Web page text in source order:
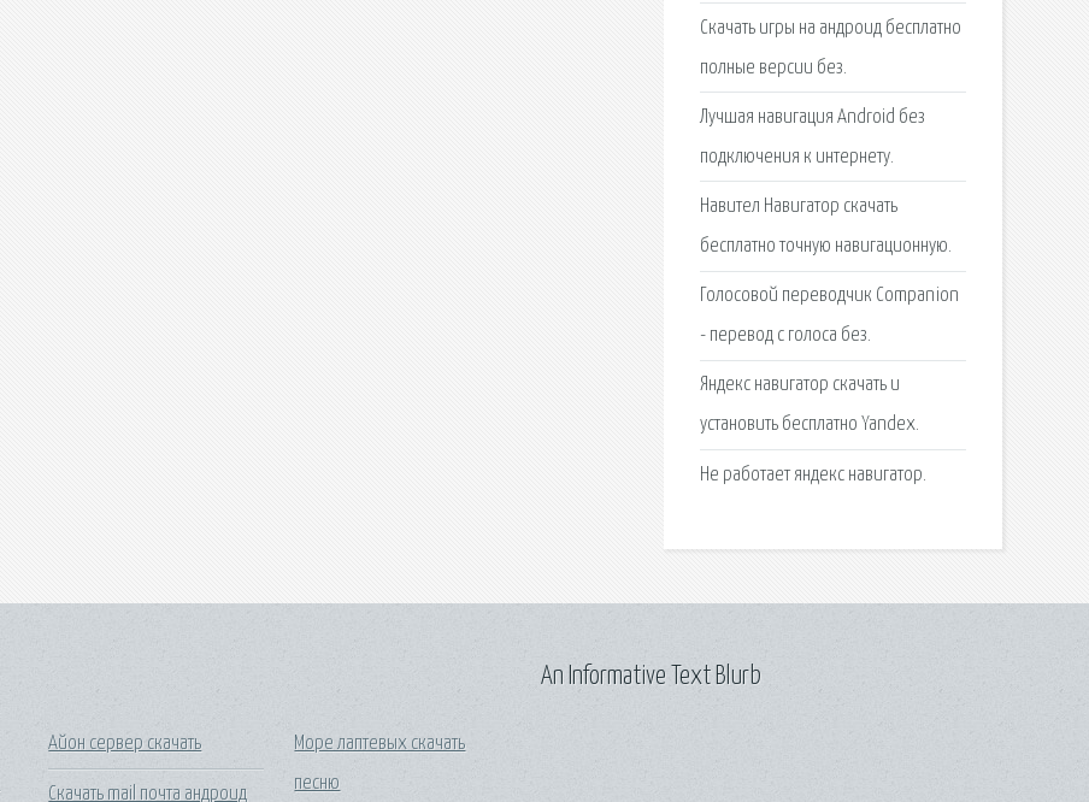
Скачать игры на андроид бесплатно
полные версии без.
Лучшая навигация Android без
подключения к интернету.
Навител Навигатор скачать
бесплатно точную навигационную.
Голосовой переводчик Companion
- перевод с голоса без.
Яндекс навигатор скачать и
установить бесплатно Yandex.
Не работает яндекс навигатор.
Айон сервер скачать
Скачать mail почта андроид
Море лаптевых скачать
песню
An Informative Text Blurb